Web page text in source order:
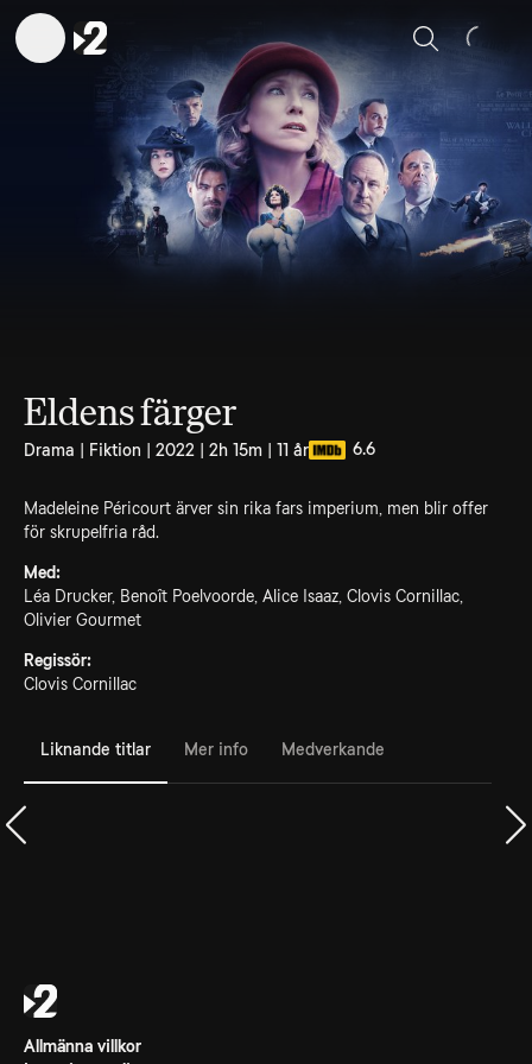
Sök
Eldens färger
Drama | Fiktion | 2022 | 2h 15m | 11 år 6.6
Madeleine Péricourt ärver sin rika fars imperium, men blir offer
för skrupelfria råd.
Med:
Léa Drucker, Benoît Poelvoorde, Alice Isaaz, Clovis Cornillac,
Olivier Gourmet
Regissör:
Clovis Cornillac
Liknande titlar Mer info Medverkande
Allmänna villkor